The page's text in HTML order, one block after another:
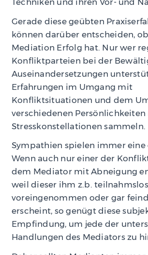
Gerade diese geübten
können darüber entscheiden,
Mediation Erfolg hat. Nur wer
Konfliktparteien bei der
Auseinandersetzungen
Erfahrungen im Umgang mit
Konfliktsituationen und dem
verschiedenen
Stresskonstellationen sammeln.
Sympathien spielen immer eine
Wenn auch nur einer der
dem Mediator mit Abneigung
weil dieser ihm z.b.
voreingenommen oder gar
erscheint, so genügt diese
Empfindung, um jede der
Handlungen des Mediators zu